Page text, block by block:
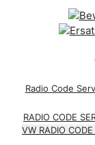
Radio Code
RADIO CODE
VW RADIO CODE